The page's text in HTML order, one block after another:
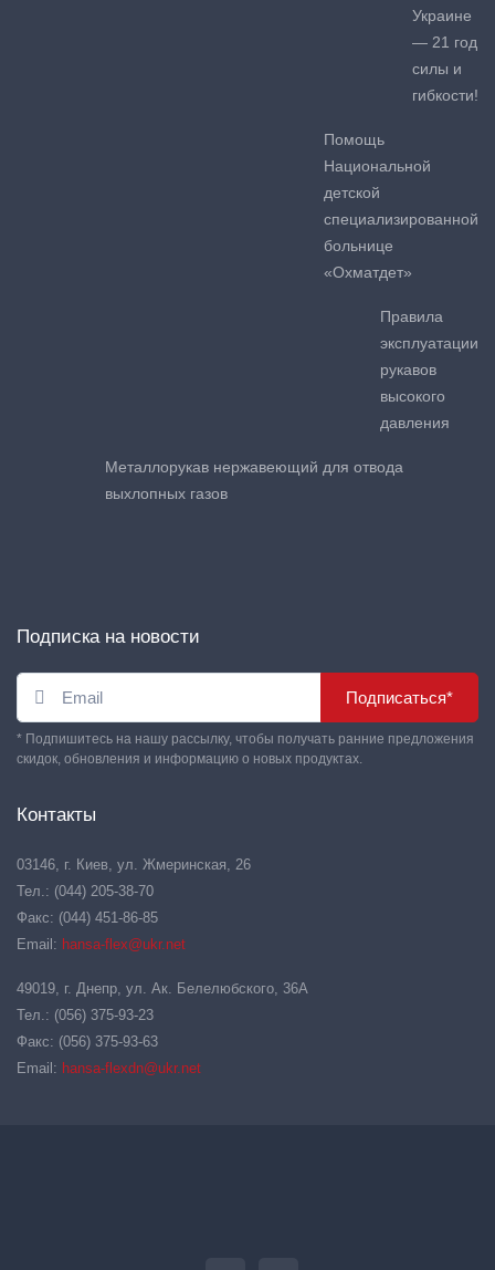
Украине
— 21 год
силы и
гибкости!
Помощь
Национальной
детской
специализированной
больнице
«Охматдет»
Правила
эксплуатации
рукавов
высокого
давления
Металлорукав нержавеющий для отвода
выхлопных газов
Подписка на новости
Подписаться*
* Подпишитесь на нашу рассылку, чтобы получать ранние предложения
скидок, обновления и информацию о новых продуктах.
Контакты
03146, г. Киев, ул. Жмеринская, 26
Тел.: (044) 205-38-70
Факс: (044) 451-86-85
Email: hansa-flex@ukr.net
49019, г. Днепр, ул. Ак. Белелюбского, 36А
Тел.: (056) 375-93-23
Факс: (056) 375-93-63
Email: hansa-flexdn@ukr.net